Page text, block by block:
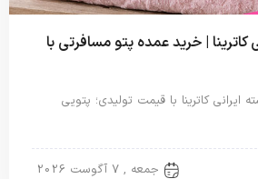
کاترینا | خرید عمده پتو مسافرتی با
ایرانی کاترینا با قیمت تولیدی؛ پتویی
جمعه , 7 آگوست 2026